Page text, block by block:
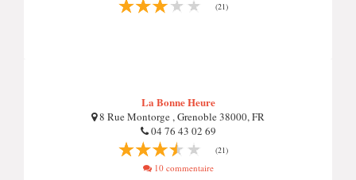
(21)
La Bonne Heure
8 Rue Montorge , Grenoble 38000, FR
04 76 43 02 69
(21)
10 commentaire